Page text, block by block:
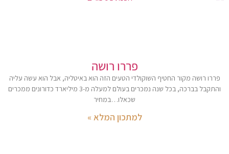
פררו רושה
פררו רושה מקור החטיף השוקולדי הטעים הזה הוא באיטליה, אבל הוא עשה עליה
והתקבל בברכה, בכל שנה נמכרים בעולם למעלה מ-3 מיליארד כדורונים ממכרים
שכאלו…במחיר
למתכון המלא »